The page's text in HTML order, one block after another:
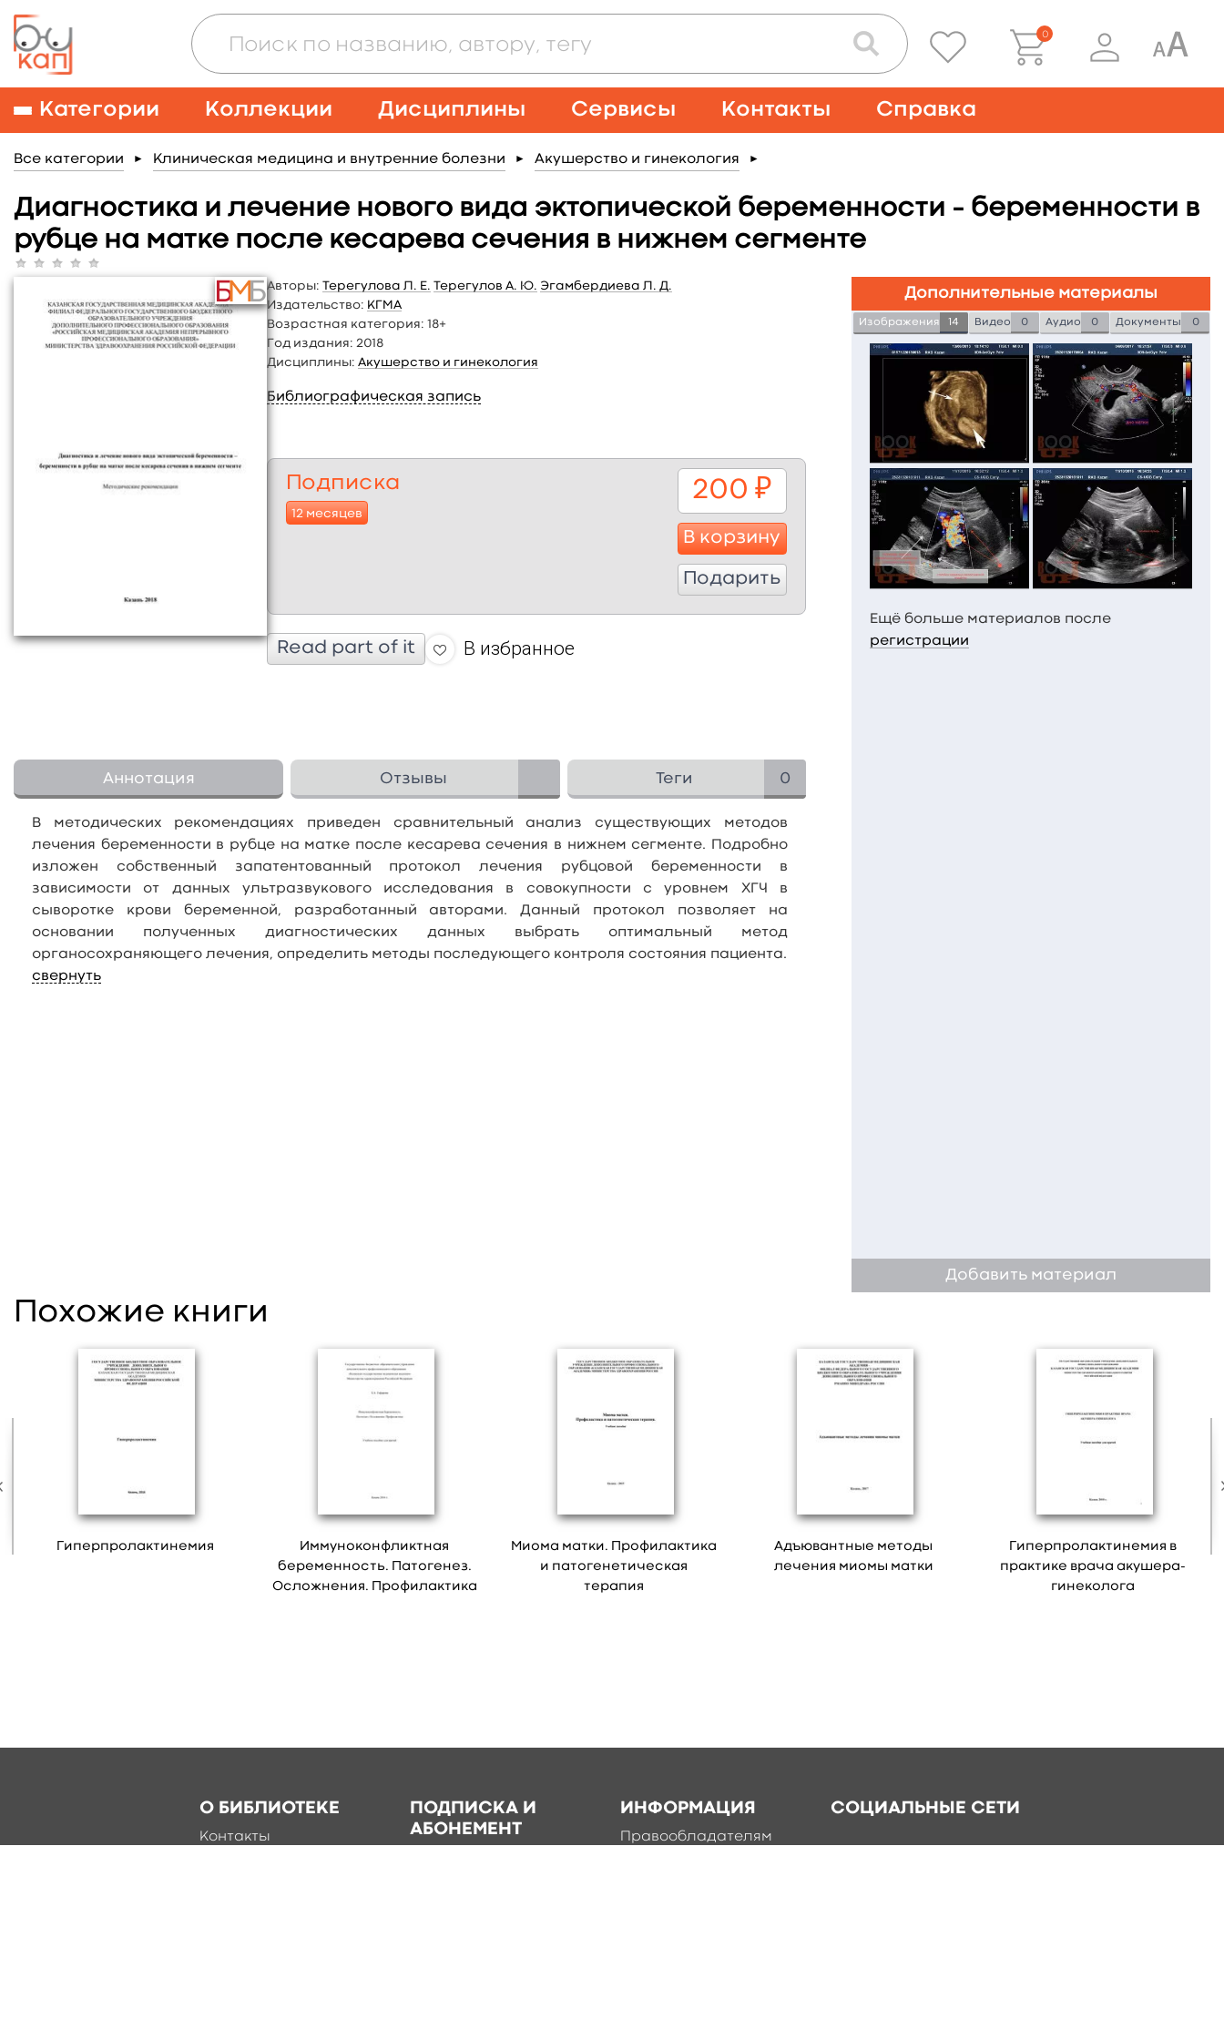
0
Категории Коллекции Дисциплины Сервисы Контакты Справка
Все категории ► Клиническая медицина и внутренние болезни ► Акушерство и гинекология ►
Диагностика и лечение нового вида эктопической беременности – беременности в
рубце на матке после кесарева сечения в нижнем сегменте
Авторы: Терегулова Л. Е. Терегулов А. Ю. Эгамбердиева Л. Д.
Издательство: КГМА
Возрастная категория: 18+
Год издания: 2018
Дисциплины: Акушерство и гинекология
Библиографическая запись
Подписка
12 месяцев
200 ₽
В корзину
Подарить
Read part of it В избранное
Аннотация Отзывы Теги 0
В методических рекомендациях приведен сравнительный анализ существующих методов
лечения беременности в рубце на матке после кесарева сечения в нижнем сегменте. Подробно
изложен собственный запатентованный протокол лечения рубцовой беременности в
зависимости от данных ультразвукового исследования в совокупности с уровнем ХГЧ в
сыворотке крови беременной, разработанный авторами. Данный протокол позволяет на
основании полученных диагностических данных выбрать оптимальный метод
органосохраняющего лечения, определить методы последующего контроля состояния пациента.
свернуть
Дополнительные материалы
Изображения 14 Видео 0 Аудио 0 Документы 0
Ещё больше материалов после
регистрации
Добавить материал
Похожие книги
Гиперпролактинемия
Иммуноконфликтная
беременность. Патогенез.
Осложнения. Профилактика
Миома матки. Профилактика
и патогенетическая
терапия
Адъювантные методы
лечения миомы матки
Гиперпролактинемия в
практике врача акушера-
гинеколога
О БИБЛИОТЕКЕ
Контакты
ПОДПИСКА И
АБОНЕМЕНТ
ИНФОРМАЦИЯ
Правообладателям
СОЦИАЛЬНЫЕ СЕТИ